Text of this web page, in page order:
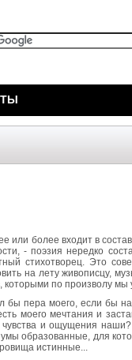
или более входит в
- поэзия нередко
стихотворец. Это
на лету живописцу,
по произволу мы
бы пера моего, если бы
моего мечтания и
чувства и ощущения
образованные, для
истинные...